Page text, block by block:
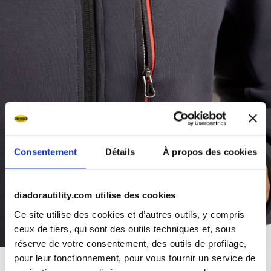
Consentement Détails À propos des cookies
diadorautility.com utilise des cookies
Ce site utilise des cookies et d’autres outils, y compris
ceux de tiers, qui sont des outils techniques et, sous
réserve de votre consentement, des outils de profilage,
pour leur fonctionnement, pour vous fournir un service de